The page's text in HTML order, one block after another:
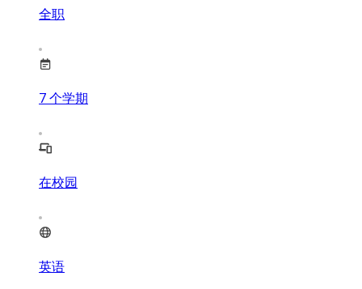
全职
7个学期
在校园
英语